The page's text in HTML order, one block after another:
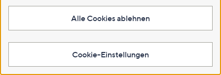
Alle Cookies ablehnen
Cookie-Einstellungen